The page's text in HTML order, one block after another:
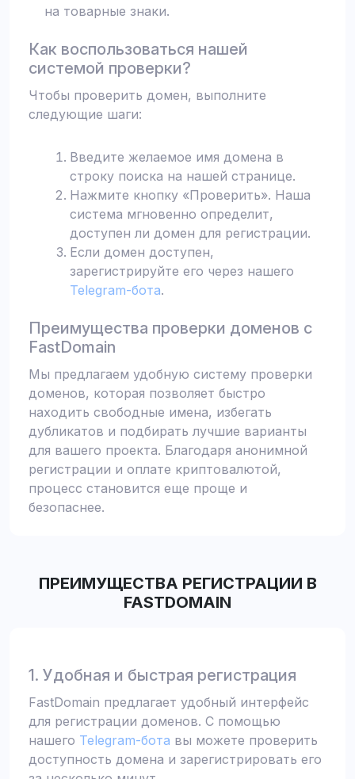
на товарные знаки.
Как воспользоваться нашей
системой проверки?
Чтобы проверить домен, выполните
следующие шаги:
Введите желаемое имя домена в
строку поиска на нашей странице.
Нажмите кнопку «Проверить». Наша
система мгновенно определит,
доступен ли домен для регистрации.
Если домен доступен,
зарегистрируйте его через нашего
Telegram-бота.
Преимущества проверки доменов с
FastDomain
Мы предлагаем удобную систему проверки
доменов, которая позволяет быстро
находить свободные имена, избегать
дубликатов и подбирать лучшие варианты
для вашего проекта. Благодаря анонимной
регистрации и оплате криптовалютой,
процесс становится еще проще и
безопаснее.
ПРЕИМУЩЕСТВА РЕГИСТРАЦИИ В
FASTDOMAIN
1. Удобная и быстрая регистрация
FastDomain предлагает удобный интерфейс
для регистрации доменов. С помощью
нашего Telegram-бота вы можете проверить
доступность домена и зарегистрировать его